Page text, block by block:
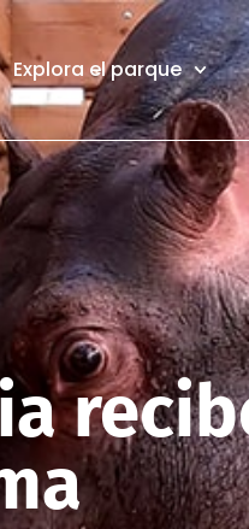
Explora el parque